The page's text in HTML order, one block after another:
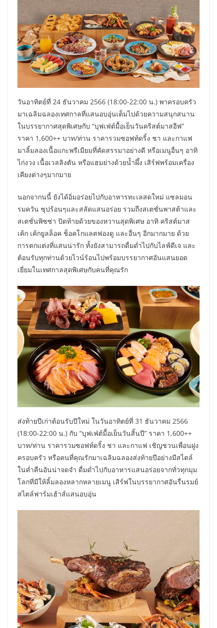
วันอาทิตย์ที่ 24 ธันวาคม 2566 (18:00-22:00 น.) พาครอบครัว
มาเฉลิมฉลองเทศกาลที่แสนอบอุ่นเต็มไปด้วยความสนุกสนาน
ในบรรยากาศสุดพิเศษกับ “บุฟเฟ่ต์มื้อเย็นวันคริสต์มาสอีฟ”
ราคา 1,600++ บาท/ท่าน ราคารวมซอฟท์ดริ้ง ชา และกาแฟ
มาลิ้มลองเนื้อแกะพรีเมียมที่คัดสรรมาอย่างดี หรือเมนูอื่นๆ อาทิ
ไก่งวง เนื้อเวลลิงตัน หรือแฮมย่างด้วยน้ำผึ้ง เสิร์ฟพร้อมเครื่อง
เคียงต่างๆมากมาย
นอกจากนนี้ ยังได้อิ่มอร่อยไปกับอาหารทะเลสดใหม่ แซลมอน
รมควัน ซุปร้อนๆและสลัดแสนอร่อย รวมถึงสเตชั่นพาสต้าและ
สเตชั่นพิซซ่า ปิดท้ายด้วยของหวานสุดพิเศษ อาทิ คริสต์มาส
เค้ก เค้กยูลล็อค ช็อคโกแลตฟองดู และอื่นๆ อีกมากมาย ด้วย
การตกแต่งที่แสนน่ารัก ทั้งยังสามารถดื่มด่ำไปกับไลฟ์ดีเจ และ
ต้อนรับทุกท่านด้วยไวน์ร้อนไปพร้อมบรรยากาศอันแสนยอด
เยี่ยมในเทศกาลสุดพิเศษกับคนที่คุณรัก
ส่งท้ายปีเก่าต้อนรับปีใหม่ ในวันอาทิตย์ที่ 31 ธันวาคม 2566
(18:00-22:00 น.) กับ “บุฟเฟ่ต์มื้อเย็นวันสิ้นปี” ราคา 1,600++
บาท/ท่าน ราคารวมซอฟท์ดริ้ง ชา และกาแฟ เชิญชวนเพื่อนฝูง
ครอบครัว หรือคนที่คุณรักมาเฉลิมฉลองส่งท้ายปีอย่างมีสไตล์
ในค่ำคืนอันน่าจดจำ ดื่มด่ำไปกับอาหารแสนอร่อยจากทั่วทุกมุม
โลกที่มีให้ลิ้มลองหลากหลายเมนู เสิร์ฟในบรรยากาศอันรื่นรมย์
สไตล์ฟาร์มเฮ้าส์แสนอบอุ่น